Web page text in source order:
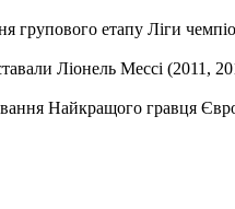
етапу Ліги
Ліонель Мессі (2011,
Найкращого гравця